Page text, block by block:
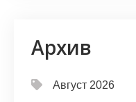
Архив
Август 2026